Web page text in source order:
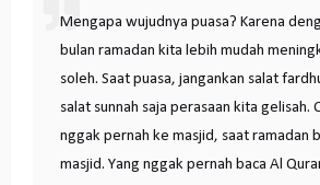
Mengapa wujudnya puasa? Karena
bulan ramadan kita lebih mudah
soleh. Saat puasa, jangankan salat
salat sunnah saja perasaan kita gelisah.
nggak pernah ke masjid, saat ramadan
masjid. Yang nggak pernah baca Al